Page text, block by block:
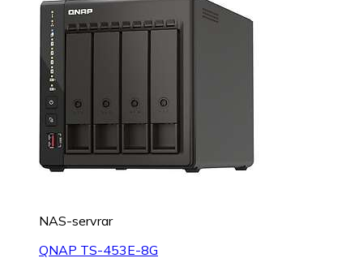
NAS-servrar
QNAP TS-453E-8G